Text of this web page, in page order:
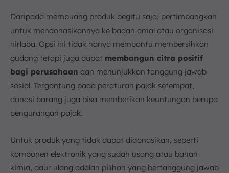
Daripada membuang produk begitu saja, pertimbangkan
untuk mendonasikannya ke badan amal atau organisasi
nirlaba. Opsi ini tidak hanya membantu membersihkan
gudang tetapi juga dapat membangun citra positif
bagi perusahaan dan menunjukkan tanggung jawab
sosial. Tergantung pada peraturan pajak setempat,
donasi barang juga bisa memberikan keuntungan berupa
pengurangan pajak.
Untuk produk yang tidak dapat didonasikan, seperti
komponen elektronik yang sudah usang atau bahan
kimia, daur ulang adalah pilihan yang bertanggung jawab